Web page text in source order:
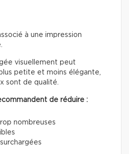
à une impression
visuellement peut
petite et moins élégante,
sont de qualité.
de réduire :
nombreuses